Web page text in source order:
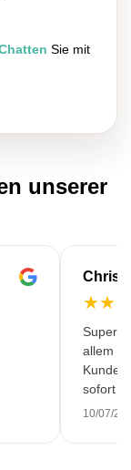
Sie mit
unserer
★★
Super
allem
sofort
10/07/